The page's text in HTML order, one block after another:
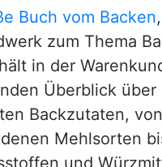
Buch vom Backen
zum Thema
in der
Überblick über
Backzutaten,
Mehlsorten
und